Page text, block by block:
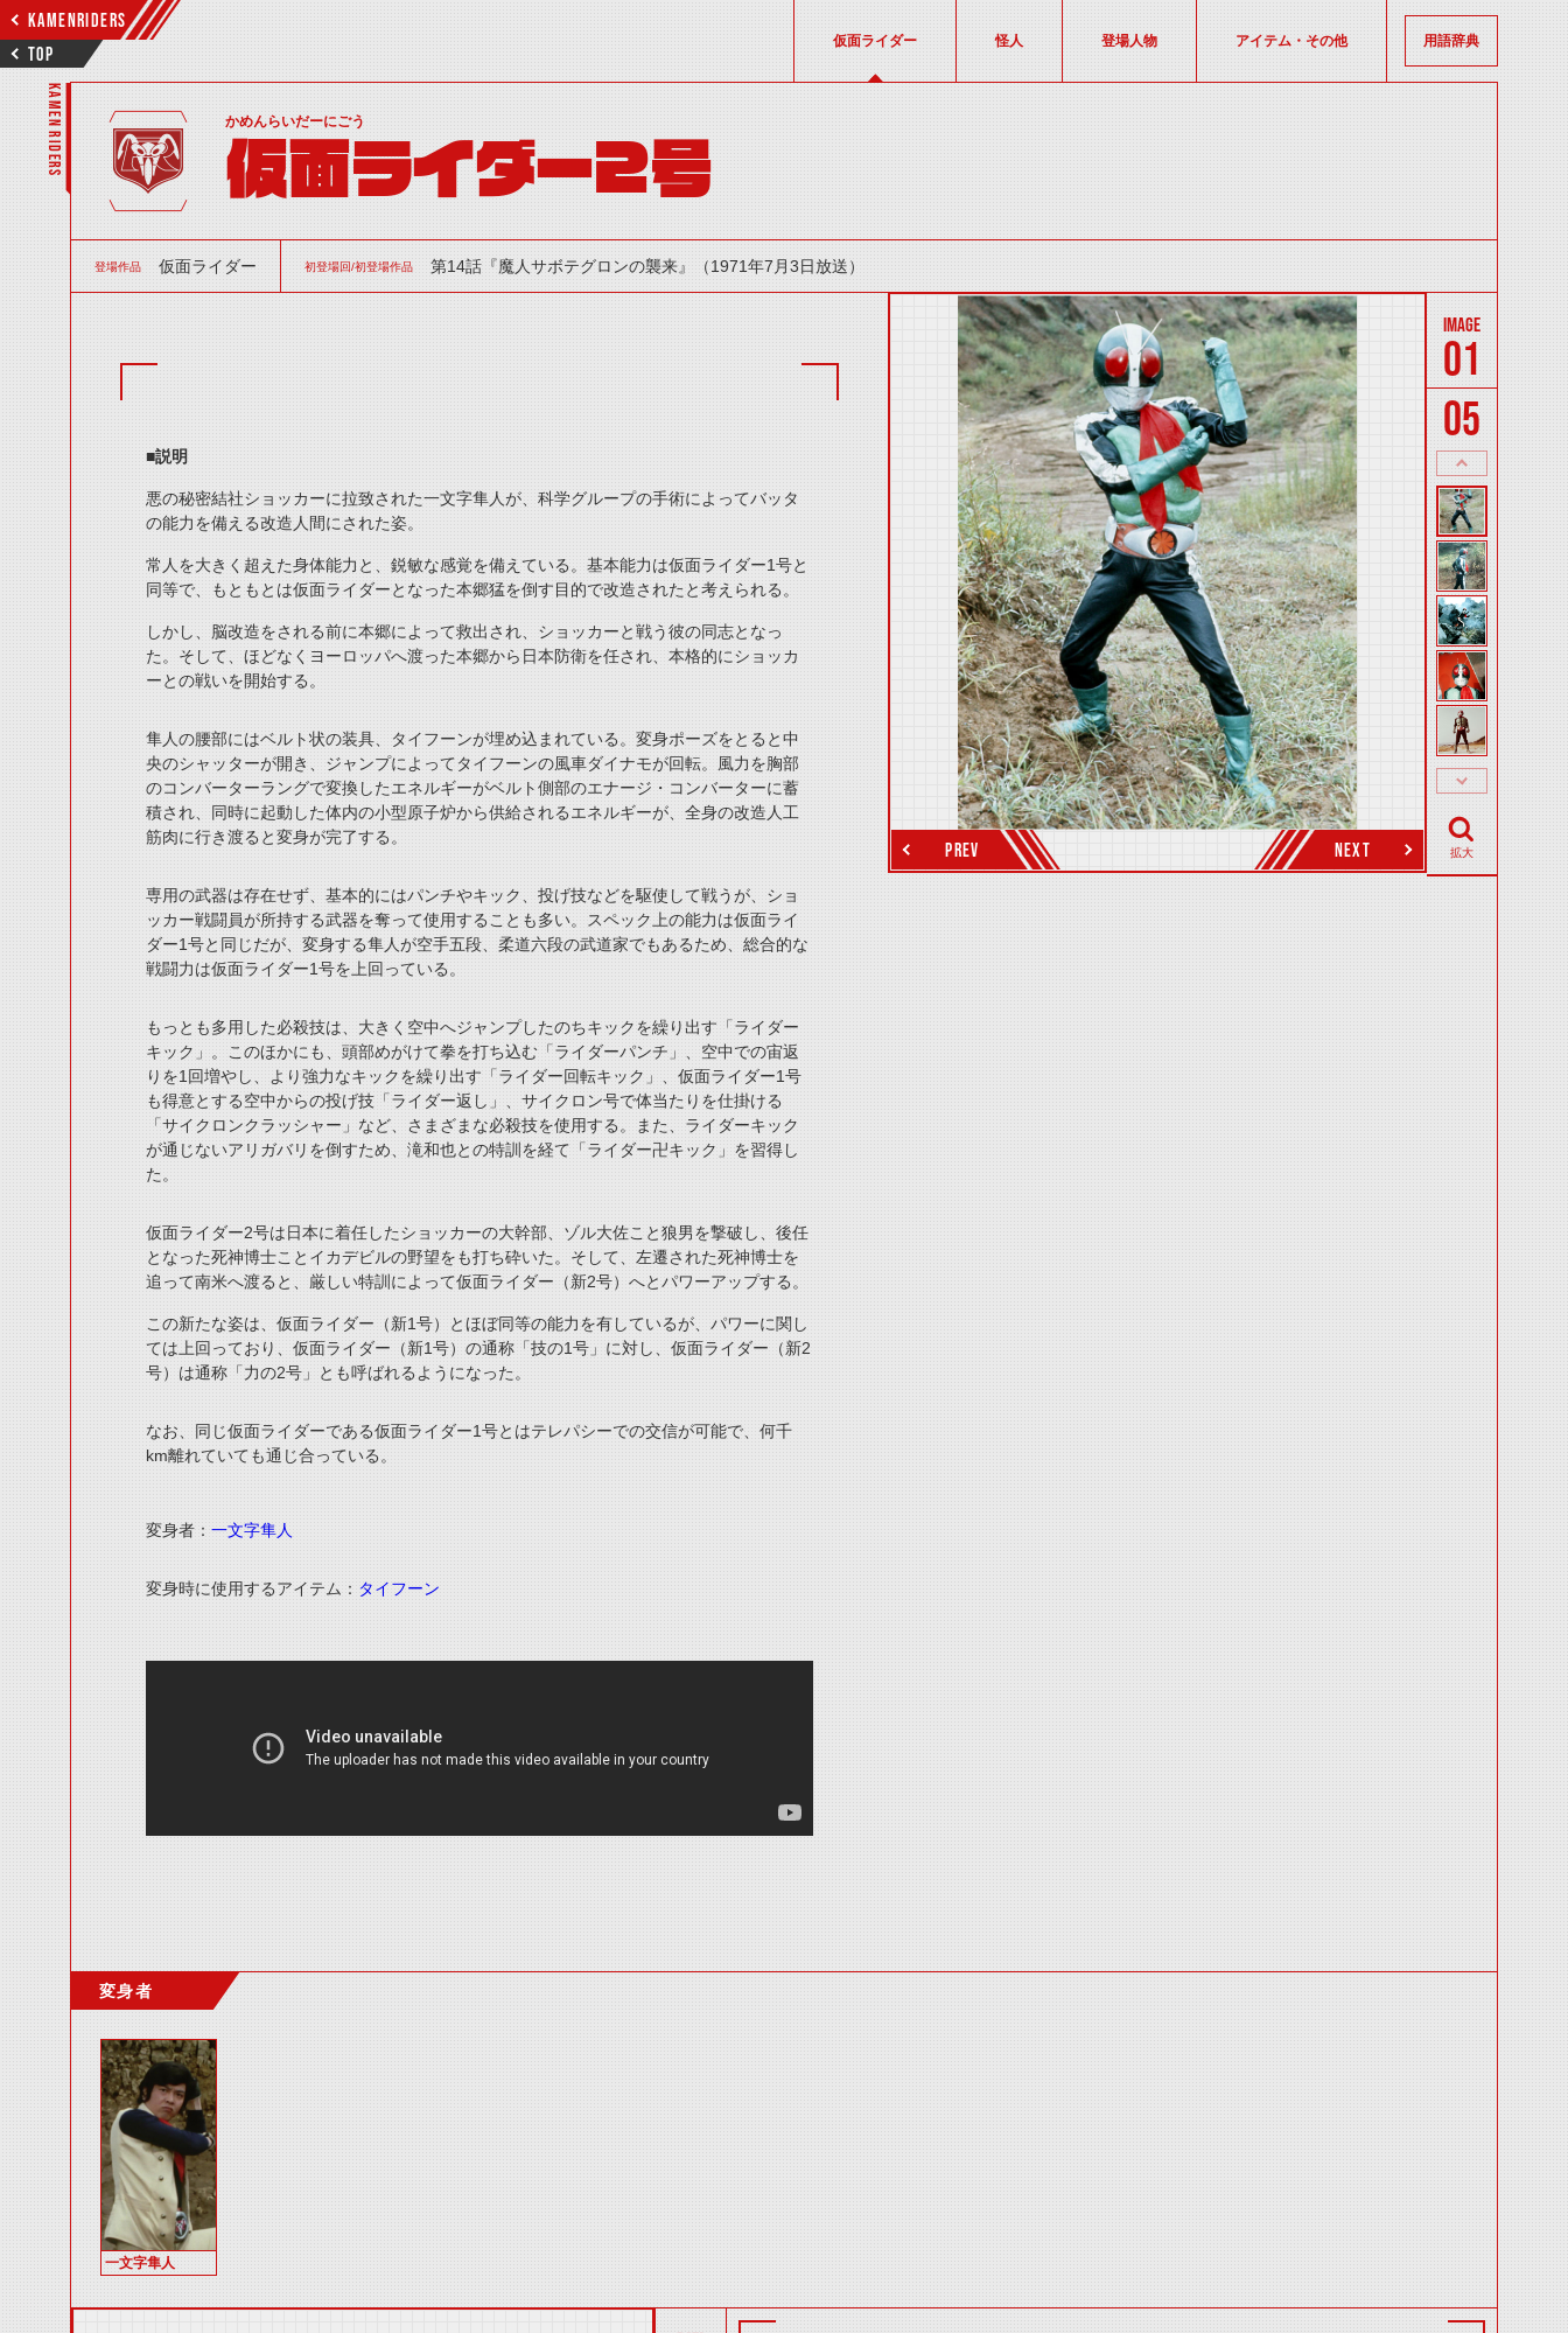
KAMENRIDERS
TOP
仮面ライダー 怪人 登場人物 アイテム・その他 用語辞典
KAMEN RIDERS かめんらいだーにごう
仮面ライダー2号
登場作品 仮面ライダー 初登場回/初登場作品 第14話『魔人サボテグロンの襲来』（1971年7月3日放送）
■説明
悪の秘密結社ショッカーに拉致された一文字隼人が、科学グループの手術によってバッタ
の能力を備える改造人間にされた姿。
常人を大きく超えた身体能力と、鋭敏な感覚を備えている。基本能力は仮面ライダー1号と
同等で、もともとは仮面ライダーとなった本郷猛を倒す目的で改造されたと考えられる。
しかし、脳改造をされる前に本郷によって救出され、ショッカーと戦う彼の同志となっ
た。そして、ほどなくヨーロッパへ渡った本郷から日本防衛を任され、本格的にショッカ
ーとの戦いを開始する。
隼人の腰部にはベルト状の装具、タイフーンが埋め込まれている。変身ポーズをとると中
央のシャッターが開き、ジャンプによってタイフーンの風車ダイナモが回転。風力を胸部
のコンバーターラングで変換したエネルギーがベルト側部のエナージ・コンバーターに蓄
積され、同時に起動した体内の小型原子炉から供給されるエネルギーが、全身の改造人工
筋肉に行き渡ると変身が完了する。
専用の武器は存在せず、基本的にはパンチやキック、投げ技などを駆使して戦うが、ショ
ッカー戦闘員が所持する武器を奪って使用することも多い。スペック上の能力は仮面ライ
ダー1号と同じだが、変身する隼人が空手五段、柔道六段の武道家でもあるため、総合的な
戦闘力は仮面ライダー1号を上回っている。
もっとも多用した必殺技は、大きく空中へジャンプしたのちキックを繰り出す「ライダー
キック」。このほかにも、頭部めがけて拳を打ち込む「ライダーパンチ」、空中での宙返
りを1回増やし、より強力なキックを繰り出す「ライダー回転キック」、仮面ライダー1号
も得意とする空中からの投げ技「ライダー返し」、サイクロン号で体当たりを仕掛ける
「サイクロンクラッシャー」など、さまざまな必殺技を使用する。また、ライダーキック
が通じないアリガバリを倒すため、滝和也との特訓を経て「ライダー卍キック」を習得し
た。
仮面ライダー2号は日本に着任したショッカーの大幹部、ゾル大佐こと狼男を撃破し、後任
となった死神博士ことイカデビルの野望をも打ち砕いた。そして、左遷された死神博士を
追って南米へ渡ると、厳しい特訓によって仮面ライダー（新2号）へとパワーアップする。
この新たな姿は、仮面ライダー（新1号）とほぼ同等の能力を有しているが、パワーに関し
ては上回っており、仮面ライダー（新1号）の通称「技の1号」に対し、仮面ライダー（新2
号）は通称「力の2号」とも呼ばれるようになった。
なお、同じ仮面ライダーである仮面ライダー1号とはテレパシーでの交信が可能で、何千
km離れていても通じ合っている。
変身者： 一文字隼人
変身時に使用するアイテム： タイフーン
PREV NEXT
01
05
拡大
変身者
一文字隼人